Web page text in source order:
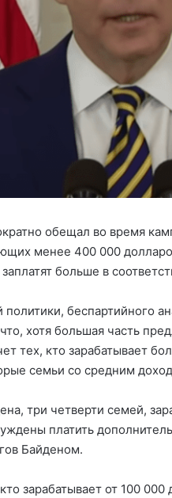
обещал во время
менее 400 000
больше в
беспартийного
хотя большая часть
тех, кто зарабатывает
семьи со средним
три четверти семей,
платить
Байденом.
зарабатывает от 100